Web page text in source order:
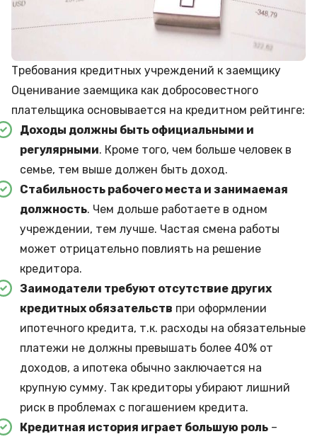
Требования кредитных учреждений к заемщику
Оценивание заемщика как добросовестного
плательщика основывается на кредитном рейтинге:
Доходы должны быть официальными и
регулярными. Кроме того, чем больше человек в
семье, тем выше должен быть доход.
Стабильность рабочего места и занимаемая
должность. Чем дольше работаете в одном
учреждении, тем лучше. Частая смена работы
может отрицательно повлиять на решение
кредитора.
Заимодатели требуют отсутствие других
кредитных обязательств при оформлении
ипотечного кредита, т.к. расходы на обязательные
платежи не должны превышать более 40% от
доходов, а ипотека обычно заключается на
крупную сумму. Так кредиторы убирают лишний
риск в проблемах с погашением кредита.
Кредитная история играет большую роль –